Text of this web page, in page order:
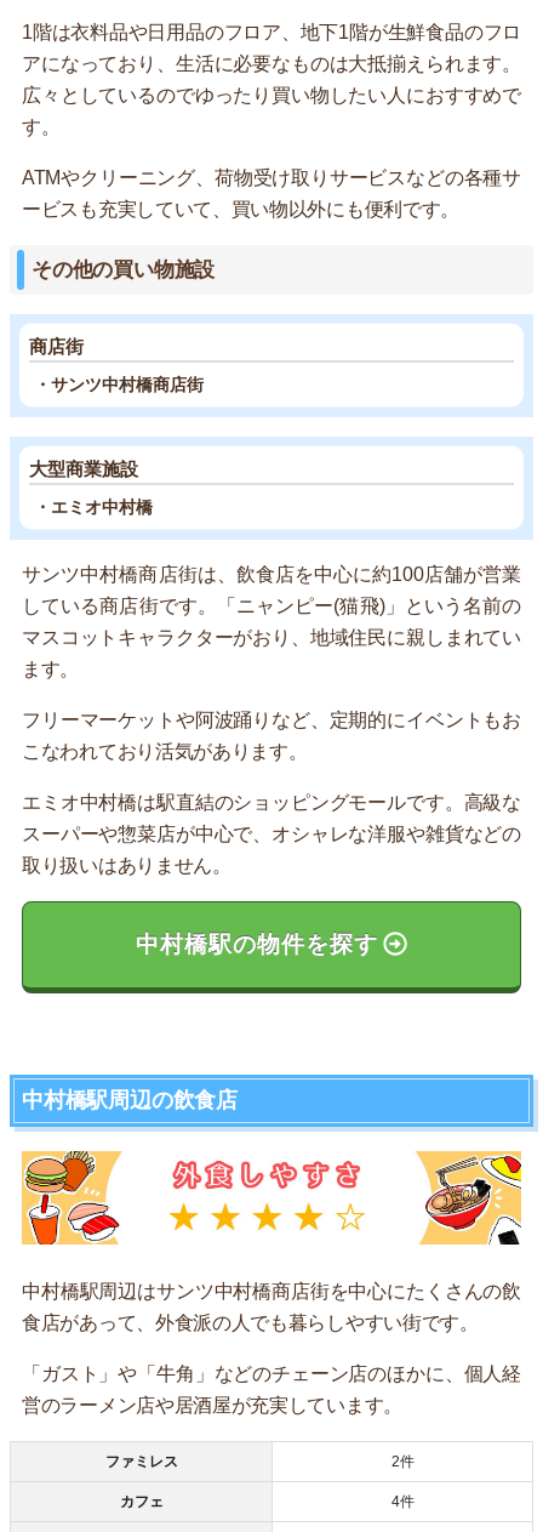
1階は衣料品や日用品のフロア、地下1階が生鮮食品のフロ
アになっており、生活に必要なものは大抵揃えられます。
広々としているのでゆったり買い物したい人におすすめで
す。
ATMやクリーニング、荷物受け取りサービスなどの各種サ
ービスも充実していて、買い物以外にも便利です。
その他の買い物施設
商店街
・サンツ中村橋商店街
大型商業施設
・エミオ中村橋
サンツ中村橋商店街は、飲食店を中心に約100店舗が営業
している商店街です。「ニャンピー(猫飛)」という名前の
マスコットキャラクターがおり、地域住民に親しまれてい
ます。
フリーマーケットや阿波踊りなど、定期的にイベントもお
こなわれており活気があります。
エミオ中村橋は駅直結のショッピングモールです。高級な
スーパーや惣菜店が中心で、オシャレな洋服や雑貨などの
取り扱いはありません。
中村橋駅の物件を探す
中村橋駅周辺の飲食店
中村橋駅周辺はサンツ中村橋商店街を中心にたくさんの飲
食店があって、外食派の人でも暮らしやすい街です。
「ガスト」や「牛角」などのチェーン店のほかに、個人経
営のラーメン店や居酒屋が充実しています。
ファミレス 2件
カフェ 4件